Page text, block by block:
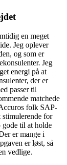
en meget
Jeg oplever
og som er
Jeg
energi på at
der er
passer til
matchede
folk SAP-
stimulerende for
gode til at holde
er mange i
er løst, så
vedlige.